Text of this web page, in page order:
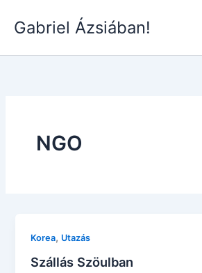
Gabriel Ázsiában!
NGO
Korea, Utazás
Szállás Szöulban